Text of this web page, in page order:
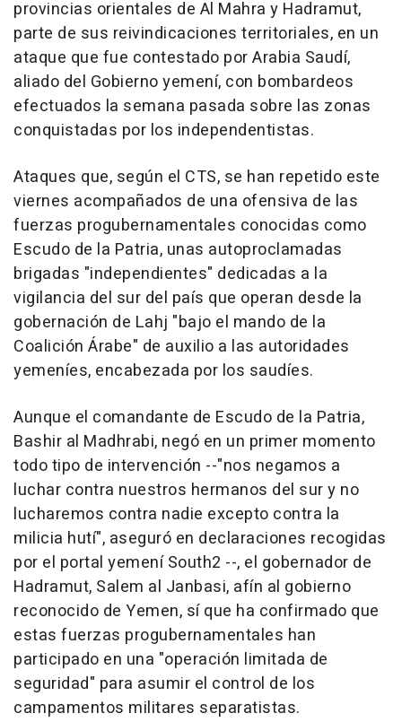
provincias orientales de Al Mahra y Hadramut,
parte de sus reivindicaciones territoriales, en un
ataque que fue contestado por Arabia Saudí,
aliado del Gobierno yemení, con bombardeos
efectuados la semana pasada sobre las zonas
conquistadas por los independentistas.
Ataques que, según el CTS, se han repetido este
viernes acompañados de una ofensiva de las
fuerzas progubernamentales conocidas como
Escudo de la Patria, unas autoproclamadas
brigadas "independientes" dedicadas a la
vigilancia del sur del país que operan desde la
gobernación de Lahj "bajo el mando de la
Coalición Árabe" de auxilio a las autoridades
yemeníes, encabezada por los saudíes.
Aunque el comandante de Escudo de la Patria,
Bashir al Madhrabi, negó en un primer momento
todo tipo de intervención --"nos negamos a
luchar contra nuestros hermanos del sur y no
lucharemos contra nadie excepto contra la
milicia hutí", aseguró en declaraciones recogidas
por el portal yemení South2 --, el gobernador de
Hadramut, Salem al Janbasi, afín al gobierno
reconocido de Yemen, sí que ha confirmado que
estas fuerzas progubernamentales han
participado en una "operación limitada de
seguridad" para asumir el control de los
campamentos militares separatistas.